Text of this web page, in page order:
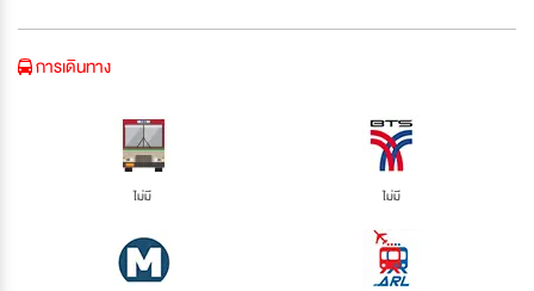
การเดินทาง
ไม่มี ไม่มี